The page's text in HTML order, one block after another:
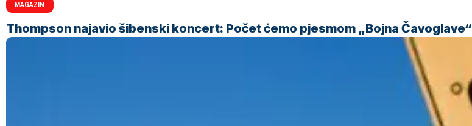
MAGAZIN
Thompson najavio šibenski koncert: Počet ćemo pjesmom „Bojna Čavoglave“